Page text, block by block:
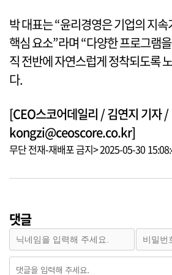
박 대표는 “윤리경영은 기업의 지
핵심 요소”라며 “다양한 프로그램
직 전반에 자연스럽게 정착되도록
다.
[CEO스코어데일리 / 김연지 기자 /
kongzi@ceoscore.co.kr]
무단 전재-재배포 금지> 2025-05-30
댓글